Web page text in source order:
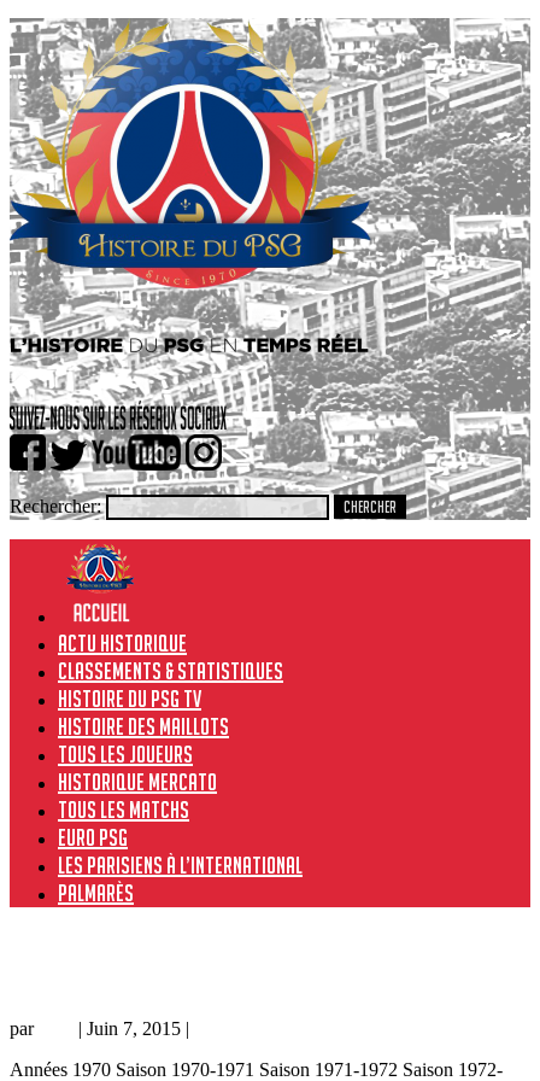
Rechercher:
Actu historique
Classements & Statistiques
Histoire du PSG TV
Histoire des maillots
Tous les joueurs
Historique Mercato
Tous les matchs
Euro PSG
Les Parisiens à l’international
Palmarès
par | Juin 7, 2015 |
Années 1970 Saison 1970-1971 Saison 1971-1972 Saison 1972-